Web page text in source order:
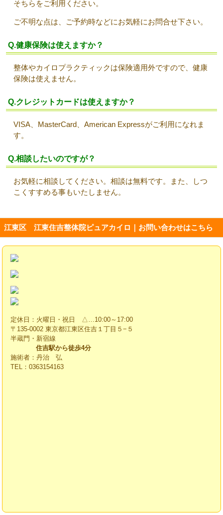
そちらをご利用ください。
ご不明な点は、ご予約時などにお気軽にお問合せ下さい。
Q.健康保険は使えますか？
整体やカイロプラクティックは保険適用外ですので、健康
保険は使えません。
Q.クレジットカードは使えますか？
VISA、MasterCard、American Expressがご利用になれま
す。
Q.相談したいのですが？
お気軽に相談してください。相談は無料です。また、しつ
こくすすめる事もいたしません。
江東区 江東住吉整体院ピュアカイロ｜お問い合わせはこちら
定休日：火曜日・祝日 △…10:00～17:00
〒135-0002 東京都江東区住吉１丁目５−５
半蔵門・新宿線
住吉駅から徒歩4分
施術者：丹治 弘
TEL：0363154163